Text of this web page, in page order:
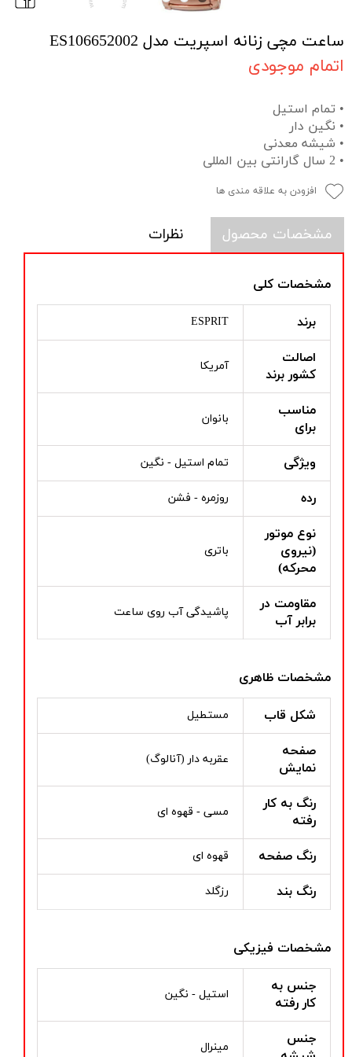
ساعت مچی زنانه اسپریت مدل ES106652002
اتمام موجودی
• تمام استیل
• نگین دار
• شیشه معدنی
• 2 سال گارانتی بین المللی
افزودن به علاقه مندی ها
مشخصات محصول نظرات
مشخصات کلی
برند ESPRIT
اصالت
کشور برند
آمریکا
مناسب
برای
بانوان
ویژگی تمام استیل - نگین
رده روزمره - فشن
نوع موتور
(نیروی
محرکه)
باتری
مقاومت در
برابر آب
پاشیدگی آب روی ساعت
مشخصات ظاهری
شکل قاب مستطیل
صفحه
نمایش
عقربه دار (آنالوگ)
رنگ به کار
رفته
مسی - قهوه ای
رنگ صفحه قهوه ای
رنگ بند رزگلد
مشخصات فیزیکی
جنس به
کار رفته
استیل - نگین
جنس
مینرال